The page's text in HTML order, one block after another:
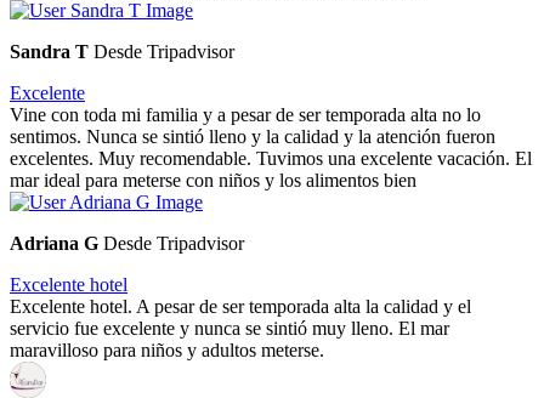
Sandra T Desde Tripadvisor
Excelente
Vine con toda mi familia y a pesar de ser temporada alta no lo
sentimos. Nunca se sintió lleno y la calidad y la atención fueron
excelentes. Muy recomendable. Tuvimos una excelente vacación. El
mar ideal para meterse con niños y los alimentos bien
Adriana G Desde Tripadvisor
Excelente hotel
Excelente hotel. A pesar de ser temporada alta la calidad y el
servicio fue excelente y nunca se sintió muy lleno. El mar
maravilloso para niños y adultos meterse.